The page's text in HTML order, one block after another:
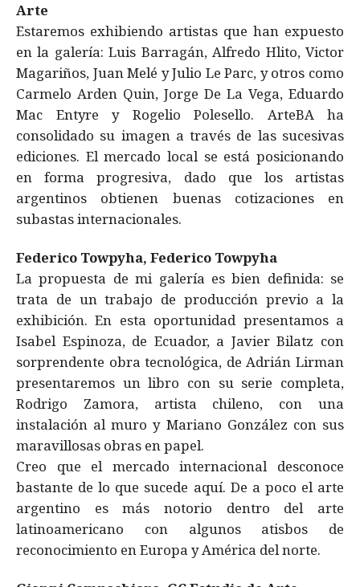
Arte
Estaremos exhibiendo artistas que han expuesto
en la galería: Luis Barragán, Alfredo Hlito, Victor
Magariños, Juan Melé y Julio Le Parc, y otros como
Carmelo Arden Quin, Jorge De La Vega, Eduardo
Mac Entyre y Rogelio Polesello. ArteBA ha
consolidado su imagen a través de las sucesivas
ediciones. El mercado local se está posicionando
en forma progresiva, dado que los artistas
argentinos obtienen buenas cotizaciones en
subastas internacionales.
Federico Towpyha, Federico Towpyha
La propuesta de mi galería es bien definida: se
trata de un trabajo de producción previo a la
exhibición. En esta oportunidad presentamos a
Isabel Espinoza, de Ecuador, a Javier Bilatz con
sorprendente obra tecnológica, de Adrián Lirman
presentaremos un libro con su serie completa,
Rodrigo Zamora, artista chileno, con una
instalación al muro y Mariano González con sus
maravillosas obras en papel.
Creo que el mercado internacional desconoce
bastante de lo que sucede aquí. De a poco el arte
argentino es más notorio dentro del arte
latinoamericano con algunos atisbos de
reconocimiento en Europa y América del norte.